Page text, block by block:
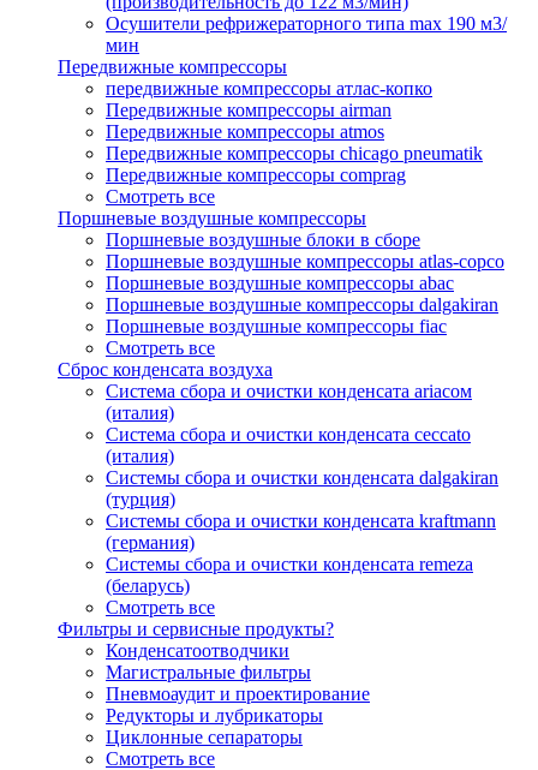
Осушители рефрижераторного типа max 190 м3/
мин
Передвижные компрессоры
передвижные компрессоры атлас-копко
Передвижные компрессоры airman
Передвижные компрессоры atmos
Передвижные компрессоры chicago pneumatik
Передвижные компрессоры comprag
Смотреть все
Поршневые воздушные компрессоры
Поршневые воздушные блоки в сборе
Поршневые воздушные компрессоры atlas-copco
Поршневые воздушные компрессоры abac
Поршневые воздушные компрессоры dalgakiran
Поршневые воздушные компрессоры fiac
Смотреть все
Сброс конденсата воздуха
Система сбора и очистки конденсата ariacом
(италия)
Система сбора и очистки конденсата ceccato
(италия)
Системы сбора и очистки конденсата dalgakiran
(турция)
Системы сбора и очистки конденсата kraftmann
(германия)
Системы сбора и очистки конденсата remeza
(беларусь)
Смотреть все
Фильтры и сервисные продукты?
Конденсатоотводчики
Магистральные фильтры
Пневмоаудит и проектирование
Редукторы и лубрикаторы
Циклонные сепараторы
Смотреть все